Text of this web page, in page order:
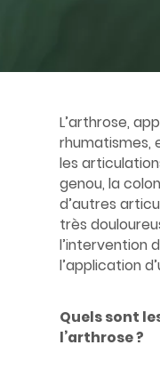
L’arthrose,
rhumatismes,
les
genou, la
d’autres
très
l’intervention
l’application
Quels sont
l’arthrose ?